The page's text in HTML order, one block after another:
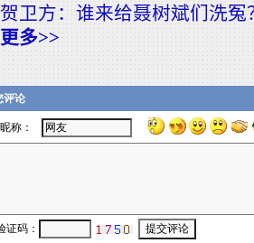
贺卫方：谁来给聂树斌们洗冤
更多>>